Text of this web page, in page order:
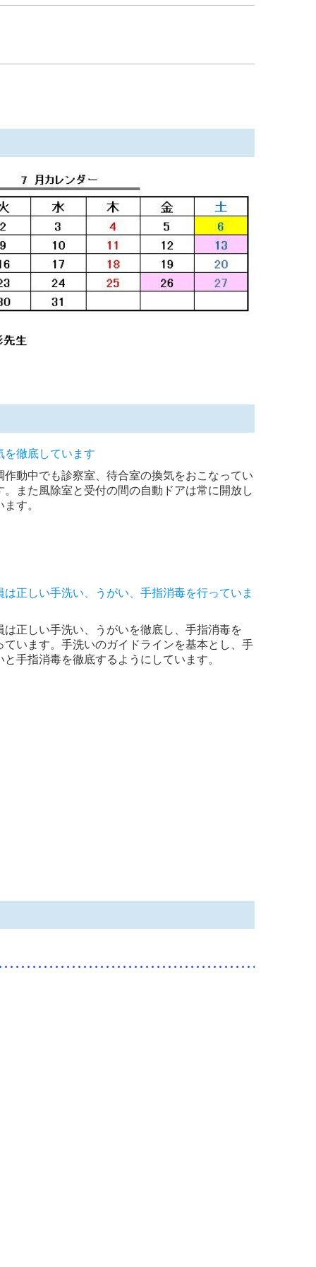
を徹底しています
作動中でも診察室、待合室の換気をおこなってい
。また風除室と受付の間の自動ドアは常に開放し
ます。
は正しい手洗い、うがい、手指消毒を行っていま
は正しい手洗い、うがいを徹底し、手指消毒を
ています。手洗いのガイドラインを基本とし、手
と手指消毒を徹底するようにしています。